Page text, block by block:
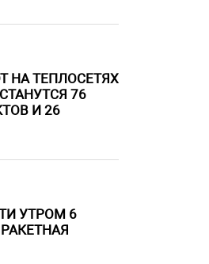
НА ТЕПЛОСЕТЯХ
76
И 26
УТРОМ 6